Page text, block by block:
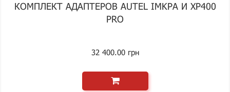
КОМПЛЕКТ АДАПТЕРОВ AUTEL IMKPA И XP400
PRO
32 400.00 грн